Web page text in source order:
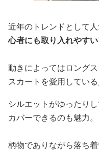
近年のトレンドとして
心者にも取り入れやす
動きによってはロング
スカートを愛用してい
シルエットがゆったり
カバーできるのも魅力。
柄物でありながら落ち